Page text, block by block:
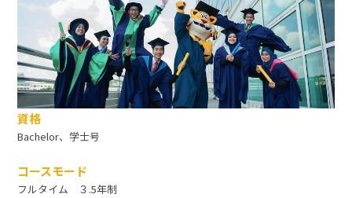
資格
Bachelor、学士号
コースモード
フルタイム ３.5年制